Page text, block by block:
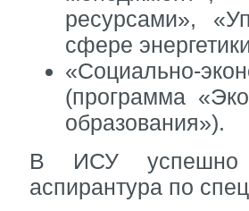
ресурсами»,
сфере
«Социально-
(программа
образования»).
В ИСУ успешно
аспирантура по